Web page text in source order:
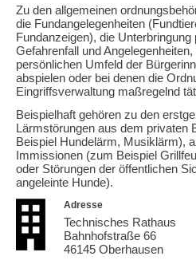
Zu den allgemeinen
die Fundangelegenheiten
Fundanzeigen), die
Gefahrenfall und
persönlichen Umfeld der
abspielen oder bei denen die
Eingriffsverwaltung maßregelnd
Beispielhaft gehören zu den
Lärmstörungen aus dem privaten
Beispiel Hundelärm, Musiklärm),
Immissionen (zum Beispiel
oder Störungen der öffentlichen
angeleinte Hunde).
Adresse
Technisches Rathaus
Bahnhofstraße 66
46145 Oberhausen